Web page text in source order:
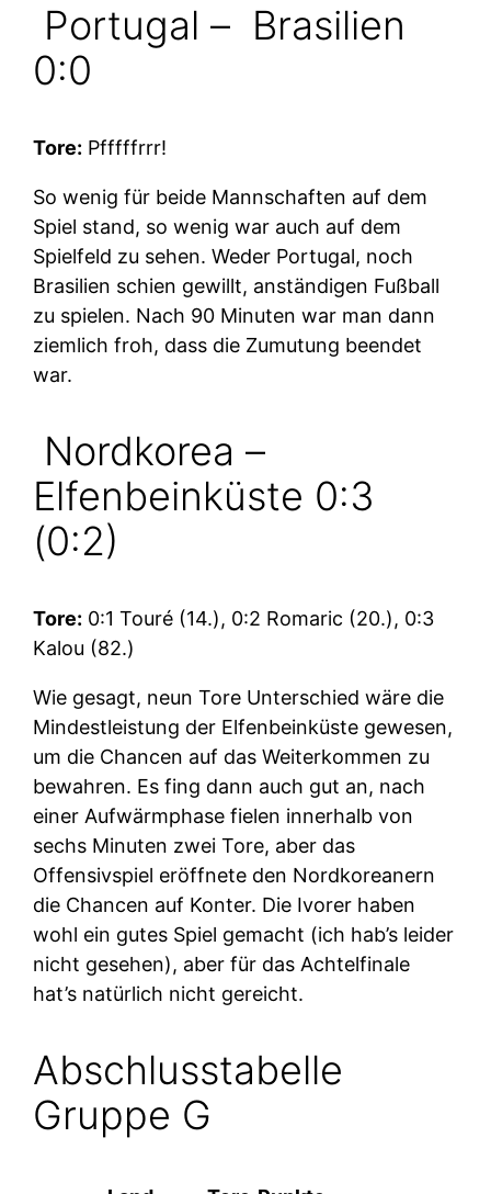
Portugal – Brasilien
0:0
Tore: Pfffffrrr!
So wenig für beide Mannschaften auf dem
Spiel stand, so wenig war auch auf dem
Spielfeld zu sehen. Weder Portugal, noch
Brasilien schien gewillt, anständigen Fußball
zu spielen. Nach 90 Minuten war man dann
ziemlich froh, dass die Zumutung beendet
war.
Nordkorea –
Elfenbeinküste 0:3
(0:2)
Tore: 0:1 Touré (14.), 0:2 Romaric (20.), 0:3
Kalou (82.)
Wie gesagt, neun Tore Unterschied wäre die
Mindestleistung der Elfenbeinküste gewesen,
um die Chancen auf das Weiterkommen zu
bewahren. Es fing dann auch gut an, nach
einer Aufwärmphase fielen innerhalb von
sechs Minuten zwei Tore, aber das
Offensivspiel eröffnete den Nordkoreanern
die Chancen auf Konter. Die Ivorer haben
wohl ein gutes Spiel gemacht (ich hab’s leider
nicht gesehen), aber für das Achtelfinale
hat’s natürlich nicht gereicht.
Abschlusstabelle
Gruppe G